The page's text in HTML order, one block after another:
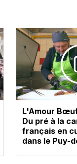
L'Amour
Du pré à la
français en
dans le Puy-